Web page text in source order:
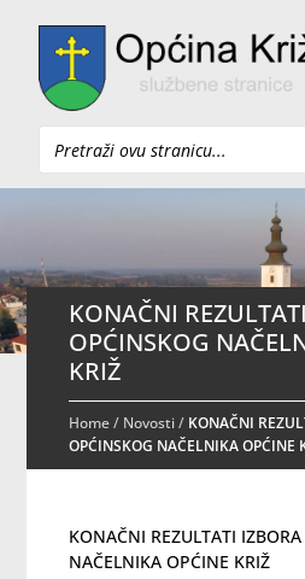
Pretraži
KONAČNI
OPĆINSKOG
KRIŽ
Home/ Novosti/ KONAČNI
OPĆINSKOG NAČELNIKA OPĆINE
KONAČNI REZULTATI
NAČELNIKA OPĆINE KRIŽ